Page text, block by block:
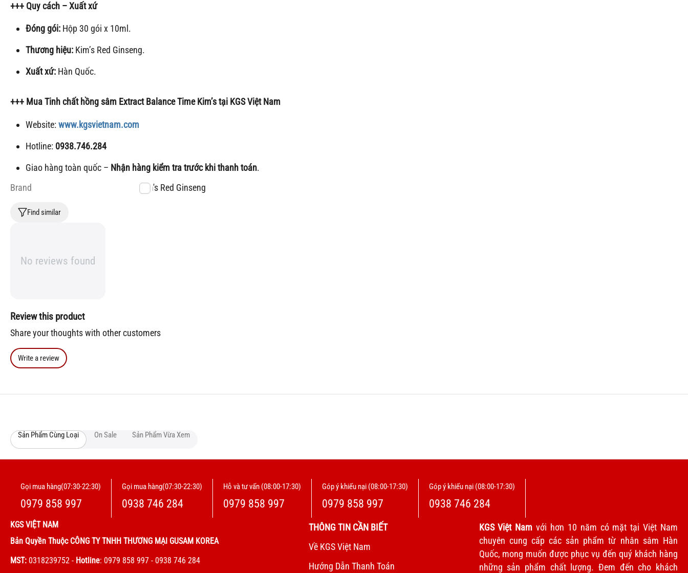
+++ Quy cách – Xuất xứ
Đóng gói: Hộp 30 gói x 10ml.
Thương hiệu: Kim’s Red Ginseng.
Xuất xứ: Hàn Quốc.
+++ MuaTinh chất hồng sâm Extract Balance Time Kim’stại KGS Việt Nam
Website: www.kgsvietnam.com
Hotline: 0938.746.284
Giao hàng toàn quốc – Nhận hàng kiểm tra trước khi thanh toán.
Brand
Kim's Red Ginseng
Find similar
No reviews found
Review this product
Share your thoughts with other customers
Write a review
Sản Phẩm Cùng Loại On Sale Sản Phẩm Vừa Xem
Gọi mua hàng(07:30-22:30)
0979 858 997
Gọi mua hàng(07:30-22:30)
0938 746 284
Hỗ và tư vấn (08:00-17:30)
0979 858 997
Góp ý khiếu nại (08:00-17:30)
0979 858 997
Góp ý khiếu nại (08:00-17:30)
0938 746 284
KGS VIỆT NAM
Bản Quyền Thuộc CÔNG TY TNHH THƯƠNG MẠI GUSAM KOREA
MST: 0318239752 - Hotline: 0979 858 997 - 0938 746 284
THÔNG TIN CẦN BIẾT
Về KGS Việt Nam
Hướng Dẫn Thanh Toán
KGS Việt Nam với hơn 10 năm có mặt tại Việt Nam
chuyên cung cấp các sản phẩm từ nhân sâm Hàn
Quốc, mong muốn được phục vụ đến quý khách hàng
những sản phẩm chất lượng. Đem đến cho khách